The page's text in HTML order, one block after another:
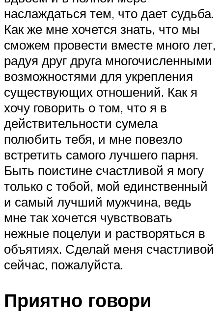
наслаждаться тем, что дает судьба.
Как же мне хочется знать, что мы
сможем провести вместе много лет,
радуя друг друга многочисленными
возможностями для укрепления
существующих отношений. Как я
хочу говорить о том, что я в
действительности сумела
полюбить тебя, и мне повезло
встретить самого лучшего парня.
Быть поистине счастливой я могу
только с тобой, мой единственный
и самый лучший мужчина, ведь
мне так хочется чувствовать
нежные поцелуи и растворяться в
объятиях. Сделай меня счастливой
сейчас, пожалуйста.
Приятно говори